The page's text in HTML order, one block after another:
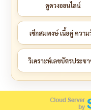
ดูดวงออนไลน์
เช็กสมพงษ์ เนื้อคู่ ความ
วิเคราะห์เลขบัตรประช